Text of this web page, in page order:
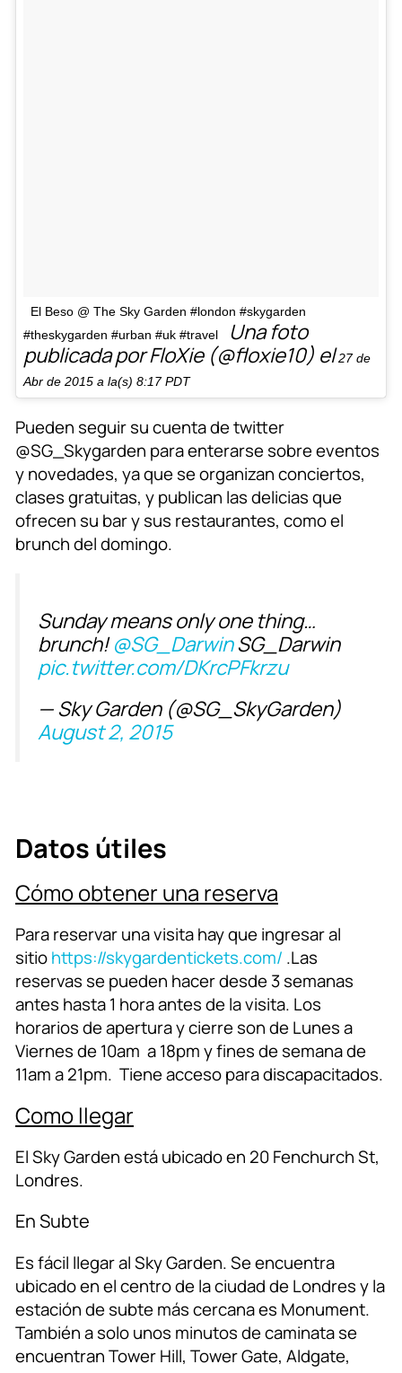
El Beso @ The Sky Garden #london #skygarden
#theskygarden #urban #uk #travel
Una foto
publicada por FloXie (@floxie10) el27 de
Abr de 2015 a la(s) 8:17 PDT
Pueden seguir su cuenta de twitter
@SG_Skygarden para enterarse sobre eventos
y novedades, ya que se organizan conciertos,
clases gratuitas, y publican las delicias que
ofrecen su bar y sus restaurantes, como el
brunch del domingo.
Sunday means only one thing…
brunch!@SG_DarwinSG_Darwin
pic.twitter.com/DKrcPFkrzu
— Sky Garden (@SG_SkyGarden)
August 2, 2015
Datos útiles
Cómo obtener una reserva
Para reservar una visita hay que ingresar al
sitiohttps://skygardentickets.com/ .Las
reservas se pueden hacer desde 3 semanas
antes hasta 1 hora antes de la visita. Los
horarios de apertura y cierre son de Lunes a
Viernes de 10am a 18pm y fines de semana de
11am a 21pm. Tiene acceso para discapacitados.
Como llegar
El Sky Garden está ubicado en 20 Fenchurch St,
Londres.
En Subte
Es fácil llegar al Sky Garden. Se encuentra
ubicado en el centro de la ciudad de Londres y la
estación de subte más cercana es Monument.
También a solo unos minutos de caminata se
encuentran Tower Hill, Tower Gate, Aldgate,